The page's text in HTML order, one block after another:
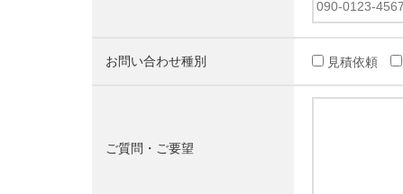
お問い合わせ種別 見積依頼
ご質問・ご要望